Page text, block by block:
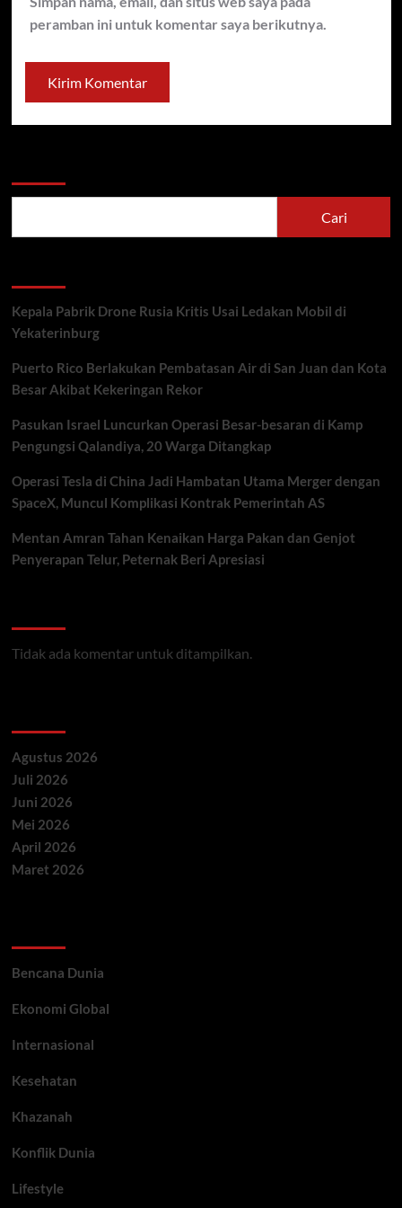
peramban ini untuk komentar saya berikutnya.
Cari
Kepala Pabrik Drone Rusia Kritis Usai Ledakan Mobil di
Yekaterinburg
Puerto Rico Berlakukan Pembatasan Air di San Juan dan Kota
Besar Akibat Kekeringan Rekor
Pasukan Israel Luncurkan Operasi Besar-besaran di Kamp
Pengungsi Qalandiya, 20 Warga Ditangkap
Operasi Tesla di China Jadi Hambatan Utama Merger dengan
SpaceX, Muncul Komplikasi Kontrak Pemerintah AS
Mentan Amran Tahan Kenaikan Harga Pakan dan Genjot
Penyerapan Telur, Peternak Beri Apresiasi
Tidak ada komentar untuk ditampilkan.
Agustus 2026
Juli 2026
Juni 2026
Mei 2026
April 2026
Maret 2026
Bencana Dunia
Ekonomi Global
Internasional
Kesehatan
Khazanah
Konflik Dunia
Lifestyle